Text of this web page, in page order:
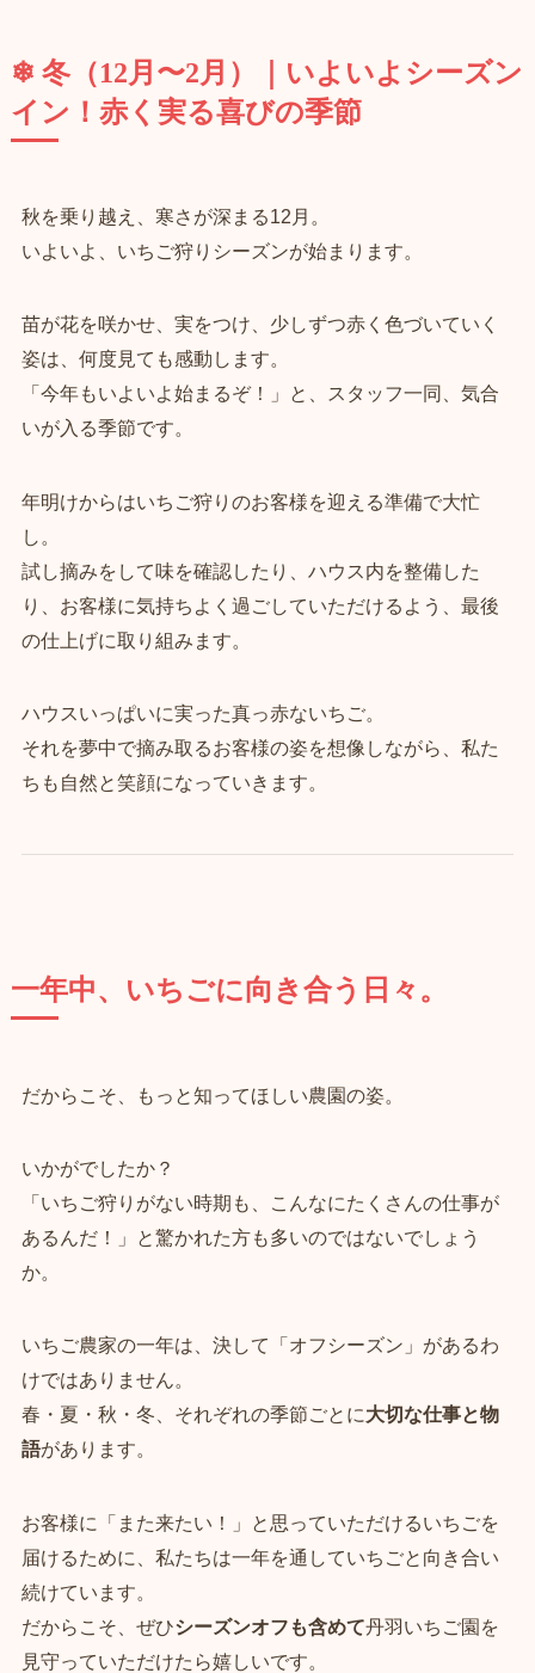
❄ 冬（12月〜2月）｜いよいよシーズン
イン！赤く実る喜びの季節
秋を乗り越え、寒さが深まる12月。
いよいよ、いちご狩りシーズンが始まります。
苗が花を咲かせ、実をつけ、少しずつ赤く色づいていく
姿は、何度見ても感動します。
「今年もいよいよ始まるぞ！」と、スタッフ一同、気合
いが入る季節です。
年明けからはいちご狩りのお客様を迎える準備で大忙
し。
試し摘みをして味を確認したり、ハウス内を整備した
り、お客様に気持ちよく過ごしていただけるよう、最後
の仕上げに取り組みます。
ハウスいっぱいに実った真っ赤ないちご。
それを夢中で摘み取るお客様の姿を想像しながら、私た
ちも自然と笑顔になっていきます。
一年中、いちごに向き合う日々。
だからこそ、もっと知ってほしい農園の姿。
いかがでしたか？
「いちご狩りがない時期も、こんなにたくさんの仕事が
あるんだ！」と驚かれた方も多いのではないでしょう
か。
いちご農家の一年は、決して「オフシーズン」があるわ
けではありません。
春・夏・秋・冬、それぞれの季節ごとに大切な仕事と物
語があります。
お客様に「また来たい！」と思っていただけるいちごを
届けるために、私たちは一年を通していちごと向き合い
続けています。
だからこそ、ぜひシーズンオフも含めて丹羽いちご園を
見守っていただけたら嬉しいです。